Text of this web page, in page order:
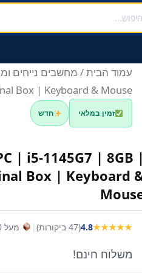
עמוד הבית/ מחשבים נייחים
Box | Keyboard & Mouse
זמין במלאי חדש
| i5-1145G7 | 8GB |
Box | Keyboard
★★★★★
4.8(47 ביקורות) | מעל 200 נמכרו
משלוח חינם!